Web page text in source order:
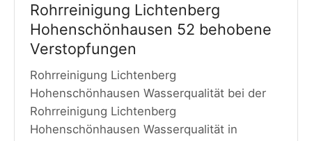
Rohrreinigung Lichtenberg
Hohenschönhausen 52 behobene
Verstopfungen
Rohrreinigung Lichtenberg
Hohenschönhausen Wasserqualität bei der
Rohrreinigung Lichtenberg
Hohenschönhausen Wasserqualität in